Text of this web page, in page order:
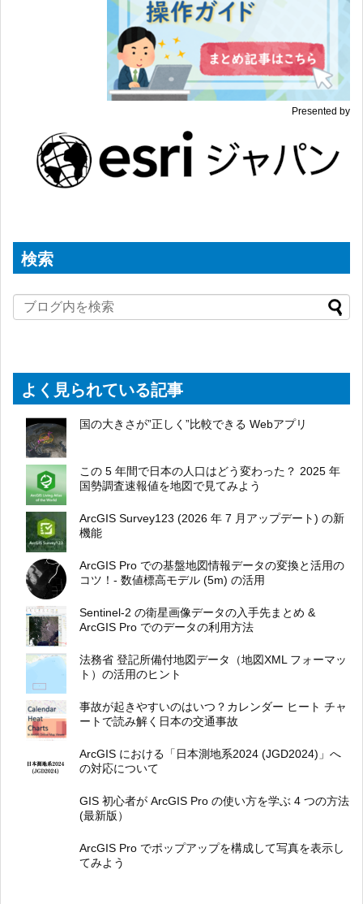
Presented by
検索
よく見られている記事
国の大きさが”正しく”比較できる Webアプリ
この 5 年間で日本の人口はどう変わった？ 2025 年
国勢調査速報値を地図で見てみよう
ArcGIS Survey123 (2026 年 7 月アップデート) の新
機能
ArcGIS Pro での基盤地図情報データの変換と活用の
コツ！- 数値標高モデル (5m) の活用
Sentinel-2 の衛星画像データの入手先まとめ &
ArcGIS Pro でのデータの利用方法
法務省 登記所備付地図データ（地図XML フォーマッ
ト）の活用のヒント
事故が起きやすいのはいつ？カレンダー ヒート チャ
ートで読み解く日本の交通事故
ArcGIS における「日本測地系2024 (JGD2024)」へ
の対応について
GIS 初心者が ArcGIS Pro の使い方を学ぶ 4 つの方法
(最新版）
ArcGIS Pro でポップアップを構成して写真を表示し
てみよう